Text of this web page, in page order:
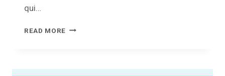
qui…
READ MORE PARC
–